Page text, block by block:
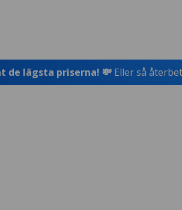
de lägsta priserna! 💸Eller så